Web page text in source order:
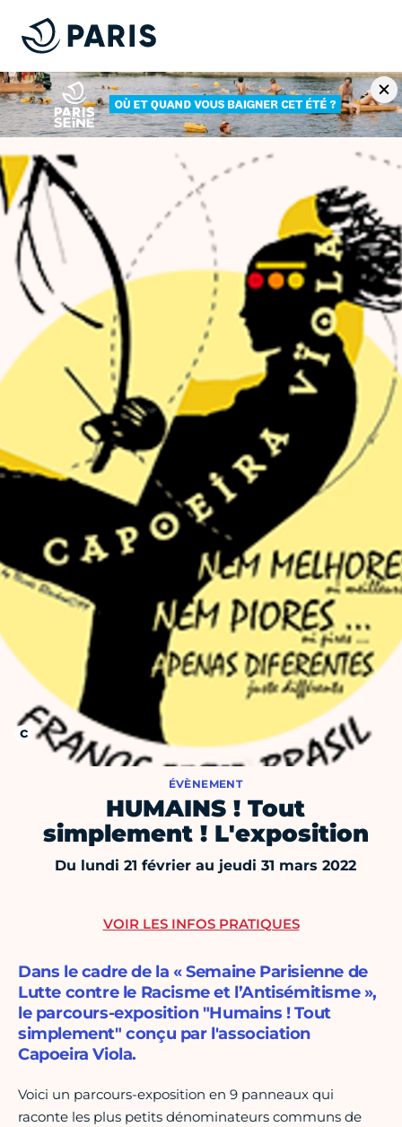
ÉVÈNEMENT
HUMAINS ! Tout
simplement ! L'exposition
Du lundi 21 février au jeudi 31 mars 2022
Dans le cadre de la « Semaine Parisienne de
Lutte contre le Racisme et l’Antisémitisme »,
le parcours-exposition "Humains ! Tout
simplement" conçu par l'association
Capoeira Viola.
Voici un parcours-exposition en 9 panneaux qui
raconte les plus petits dénominateurs communs de
VOIR LES INFOS PRATIQUES